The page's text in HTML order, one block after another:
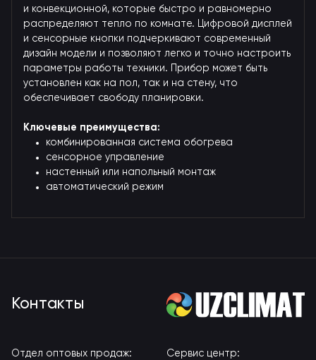
и конвекционной, которые быстро и равномерно
распределяют тепло по комнате. Цифровой дисплей
и сенсорные кнопки подчеркивают современный
дизайн модели и позволяют легко и точно настроить
параметры работы техники. Прибор может быть
установлен как на пол, так и на стену, что
обеспечивает свободу планировки.
Ключевые преимущества:
комбинированная система обогрева
сенсорное управление
настенный или напольный монтаж
автоматический режим
Контакты
Отдел оптовых продаж: Сервис центр: